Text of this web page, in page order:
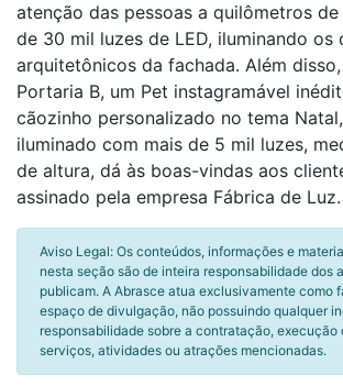
atenção das pessoas a quilômetros
de 30 mil luzes de LED, iluminando os
arquitetônicos da fachada. Além
Portaria B, um Pet instagramável
cãozinho personalizado no tema
iluminado com mais de 5 mil luzes,
de altura, dá às boas-vindas aos
assinado pela empresa Fábrica de Luz.
Aviso Legal: Os conteúdos, informações e
nesta seção são de inteira responsabilidade dos
publicam. A Abrasce atua exclusivamente como
espaço de divulgação, não possuindo qualquer
responsabilidade sobre a contratação, execução
serviços, atividades ou atrações mencionadas.